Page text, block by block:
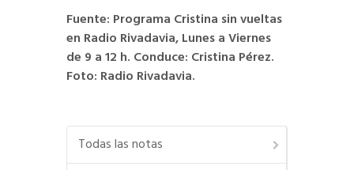
Fuente: Programa Cristina sin vueltas
en Radio Rivadavia, Lunes a Viernes
de 9 a 12 h. Conduce: Cristina Pérez.
Foto: Radio Rivadavia.
Todas las notas